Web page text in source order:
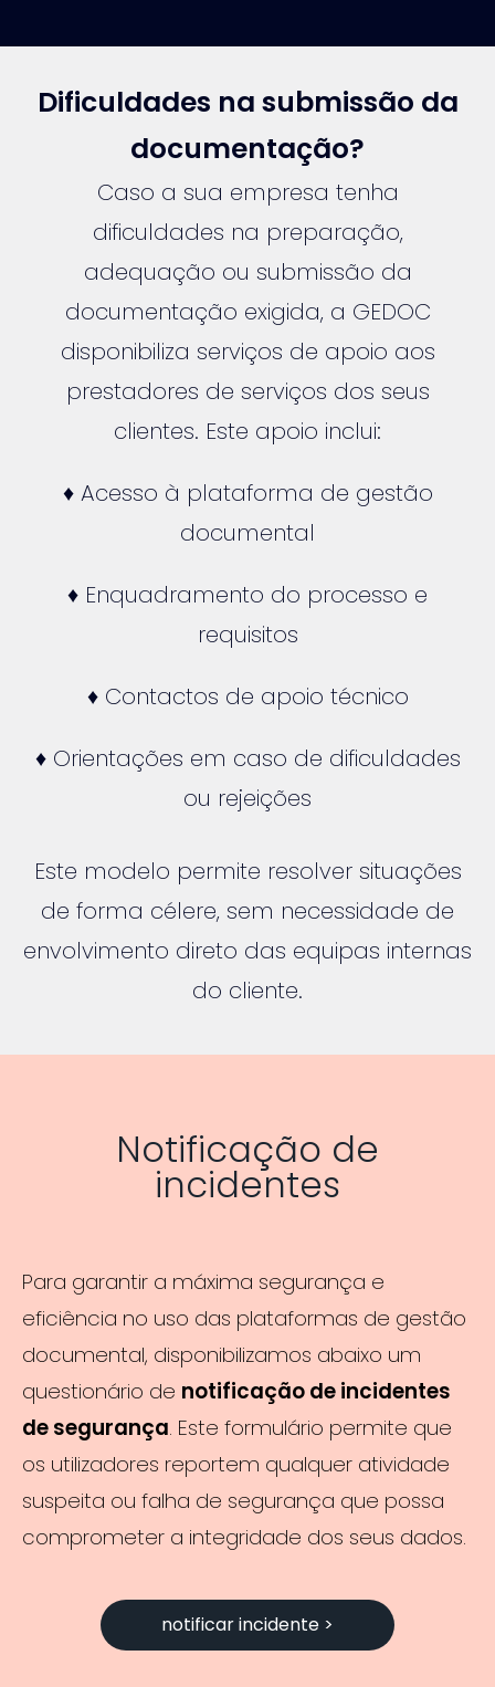
Dificuldades na submissão da
documentação?
Caso a sua empresa tenha
dificuldades na preparação,
adequação ou submissão da
documentação exigida, a GEDOC
disponibiliza serviços de apoio aos
prestadores de serviços dos seus
clientes. Este apoio inclui:
♦ Acesso à plataforma de gestão
documental
♦ Enquadramento do processo e
requisitos
♦ Contactos de apoio técnico
♦ Orientações em caso de dificuldades
ou rejeições
Este modelo permite resolver situações
de forma célere, sem necessidade de
envolvimento direto das equipas internas
do cliente.
Notificação de
incidentes
Para garantir a máxima segurança e
eficiência no uso das plataformas de gestão
documental, disponibilizamos abaixo um
questionário de notificação de incidentes
de segurança. Este formulário permite que
os utilizadores reportem qualquer atividade
suspeita ou falha de segurança que possa
comprometer a integridade dos seus dados.
notificar incidente >